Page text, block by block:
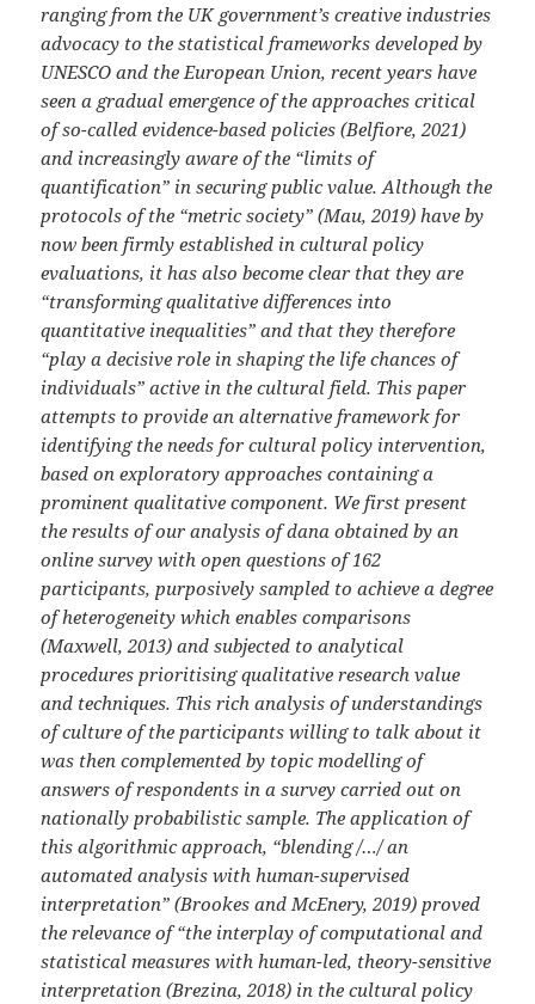
ranging from the UK government’s creative industries
advocacy to the statistical frameworks developed by
UNESCO and the European Union, recent years have
seen a gradual emergence of the approaches critical
of so-called evidence-based policies (Belfiore, 2021)
and increasingly aware of the “limits of
quantification” in securing public value. Although the
protocols of the “metric society” (Mau, 2019) have by
now been firmly established in cultural policy
evaluations, it has also become clear that they are
“transforming qualitative differences into
quantitative inequalities” and that they therefore
“play a decisive role in shaping the life chances of
individuals” active in the cultural field. This paper
attempts to provide an alternative framework for
identifying the needs for cultural policy intervention,
based on exploratory approaches containing a
prominent qualitative component. We first present
the results of our analysis of dana obtained by an
online survey with open questions of 162
participants, purposively sampled to achieve a degree
of heterogeneity which enables comparisons
(Maxwell, 2013) and subjected to analytical
procedures prioritising qualitative research value
and techniques. This rich analysis of understandings
of culture of the participants willing to talk about it
was then complemented by topic modelling of
answers of respondents in a survey carried out on
nationally probabilistic sample. The application of
this algorithmic approach, “blending /…/ an
automated analysis with human-supervised
interpretation” (Brookes and McEnery, 2019) proved
the relevance of “the interplay of computational and
statistical measures with human-led, theory-sensitive
interpretation (Brezina, 2018) in the cultural policy